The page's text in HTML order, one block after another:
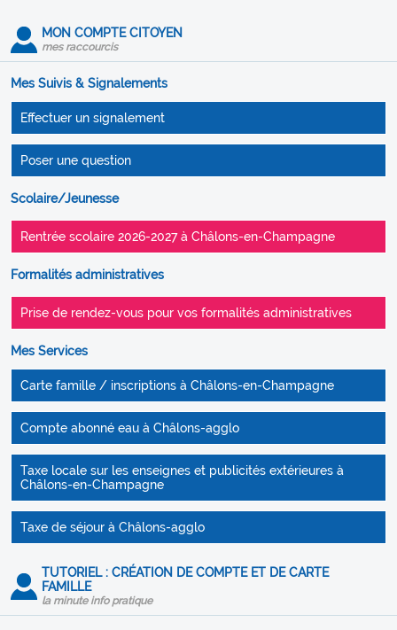
MON COMPTE CITOYEN
mes raccourcis
Mes Suivis & Signalements
Effectuer un signalement
Poser une question
Scolaire/Jeunesse
Rentrée scolaire 2026-2027 à Châlons-en-Champagne
Formalités administratives
Prise de rendez-vous pour vos formalités administratives
Mes Services
Carte famille / inscriptions à Châlons-en-Champagne
Compte abonné eau à Châlons-agglo
Taxe locale sur les enseignes et publicités extérieures à
Châlons-en-Champagne
Taxe de séjour à Châlons-agglo
TUTORIEL : CRÉATION DE COMPTE ET DE CARTE
FAMILLE
la minute info pratique